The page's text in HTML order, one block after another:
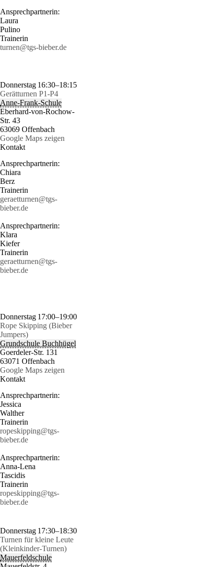
Ansprechpartnerin:
Laura
Pulino
Trainerin
turnen@tgs-bieber.de
Donnerstag 16:30–18:15
Gerätturnen P1-P4
Anne-Frank-Schule
Eberhard-von-Rochow-
Str. 43
63069 Offenbach
Google Maps zeigen
Kontakt
Ansprechpartnerin:
Chiara
Berz
Trainerin
geraetturnen@tgs-
bieber.de
Ansprechpartnerin:
Klara
Kiefer
Trainerin
geraetturnen@tgs-
bieber.de
Donnerstag 17:00–19:00
Rope Skipping (Bieber
Jumpers)
Grundschule Buchhügel
Goerdeler-Str. 131
63071 Offenbach
Google Maps zeigen
Kontakt
Ansprechpartnerin:
Jessica
Walther
Trainerin
ropeskipping@tgs-
bieber.de
Ansprechpartnerin:
Anna-Lena
Tascidis
Trainerin
ropeskipping@tgs-
bieber.de
Donnerstag 17:30–18:30
Turnen für kleine Leute
(Kleinkinder-Turnen)
Mauerfeldschule